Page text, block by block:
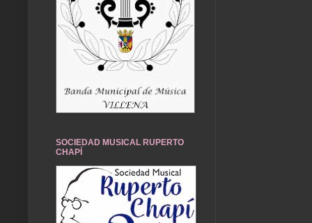
SOCIEDAD MUSICAL RUPERTO
CHAPÍ